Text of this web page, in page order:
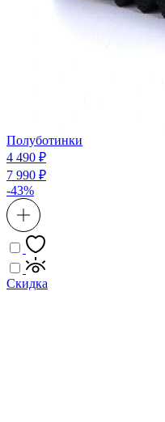
Полуботинки
4 490 ₽
7 990 ₽
-43%
Скидка